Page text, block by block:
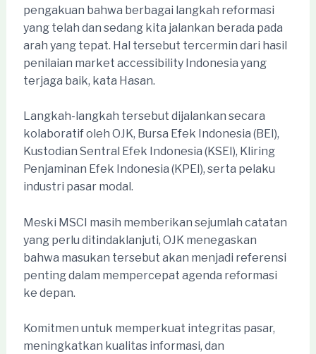
pengakuan bahwa berbagai langkah reformasi
yang telah dan sedang kita jalankan berada pada
arah yang tepat. Hal tersebut tercermin dari hasil
penilaian market accessibility Indonesia yang
terjaga baik, kata Hasan.
Langkah-langkah tersebut dijalankan secara
kolaboratif oleh OJK, Bursa Efek Indonesia (BEI),
Kustodian Sentral Efek Indonesia (KSEI), Kliring
Penjaminan Efek Indonesia (KPEI), serta pelaku
industri pasar modal.
Meski MSCI masih memberikan sejumlah catatan
yang perlu ditindaklanjuti, OJK menegaskan
bahwa masukan tersebut akan menjadi referensi
penting dalam mempercepat agenda reformasi
ke depan.
Komitmen untuk memperkuat integritas pasar,
meningkatkan kualitas informasi, dan